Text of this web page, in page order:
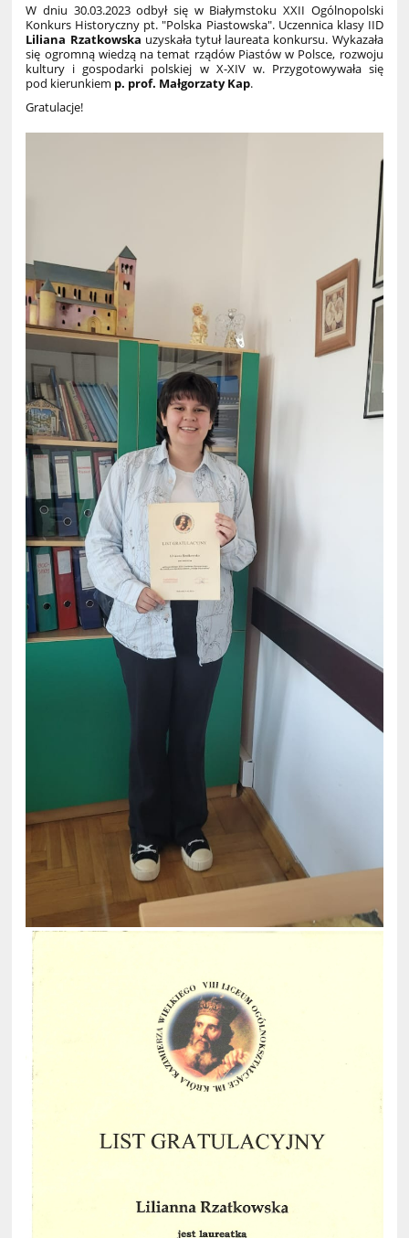
W dniu 30.03.2023 odbył się w Białymstoku XXII Ogólnopolski
Konkurs Historyczny pt. "Polska Piastowska". Uczennica klasy IID
Liliana Rzatkowska uzyskała tytuł laureata konkursu. Wykazała
się ogromną wiedzą na temat rządów Piastów w Polsce, rozwoju
kultury i gospodarki polskiej w X-XIV w. Przygotowywała się
pod kierunkiem p. prof. Małgorzaty Kap.
Gratulacje!